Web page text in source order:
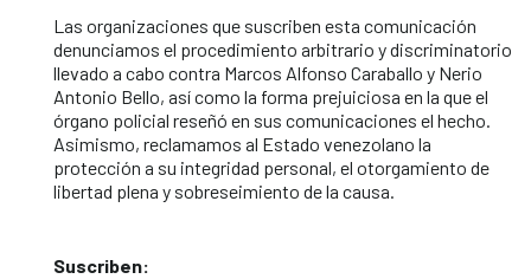
Las organizaciones que suscriben esta comunicación
denunciamos el procedimiento arbitrario y discriminatorio
llevado a cabo contra Marcos Alfonso Caraballo y Nerio
Antonio Bello, así como la forma prejuiciosa en la que el
órgano policial reseñó en sus comunicaciones el hecho.
Asimismo, reclamamos al Estado venezolano la
protección a su integridad personal, el otorgamiento de
libertad plena y sobreseimiento de la causa.
Suscriben: